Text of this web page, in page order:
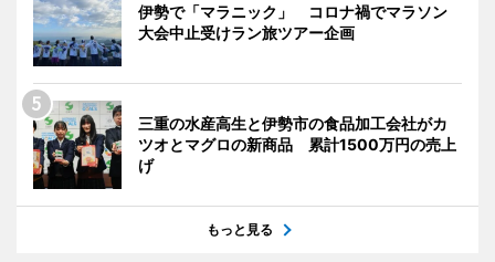
伊勢で「マラニック」 コロナ禍でマラソン
大会中止受けラン旅ツアー企画
三重の水産高生と伊勢市の食品加工会社がカ
ツオとマグロの新商品 累計1500万円の売上
げ
もっと見る